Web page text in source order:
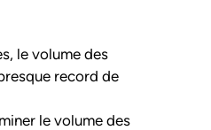
le volume des
record de
le volume des